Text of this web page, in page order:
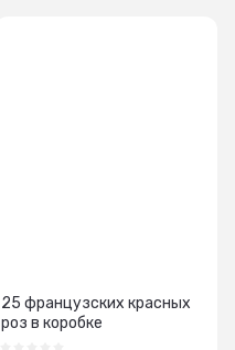
25 французских красных
роз в коробке